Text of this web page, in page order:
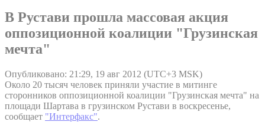
В Рустави прошла массовая акция
оппозиционной коалиции "Грузинская
мечта"
Опубликовано: 21:29, 19 авг 2012 (UTC+3 MSK)
Около 20 тысяч человек приняли участие в митинге
сторонников оппозиционной коалиции "Грузинская мечта" на
площади Шартава в грузинском Рустави в воскресенье,
сообщает "Интерфакс".